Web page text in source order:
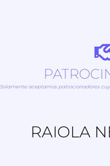
Solamente aceptamos patrocionadores
RAIOLA